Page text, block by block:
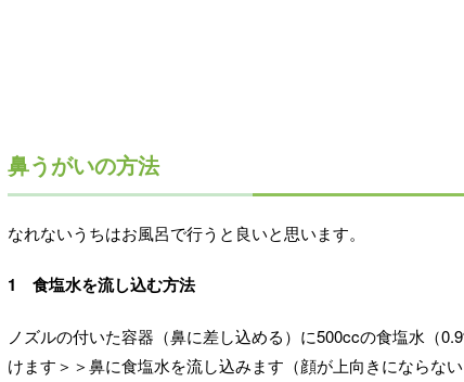
鼻うがいの方法
なれないうちはお風呂で行うと良いと思います。
1 食塩水を流し込む方法
ノズルの付いた容器（鼻に差し込める）に500ccの食塩水（
けます＞＞鼻に食塩水を流し込みます（顔が上向きにならな